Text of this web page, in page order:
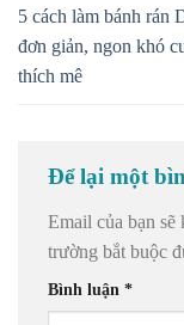
5 cách làm bánh rán
đơn giản, ngon khó
thích mê
Để lại một
Email của bạn
trường bắt buộc
Bình luận *